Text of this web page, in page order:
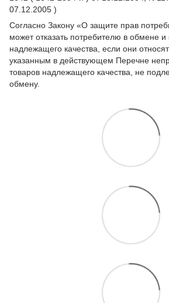
07.12.2005 )
Согласно Закону «О защите прав
может отказать потребителю в обмене и
надлежащего качества, если они
указанным в действующем Перечне
товаров надлежащего качества, не
обмену.